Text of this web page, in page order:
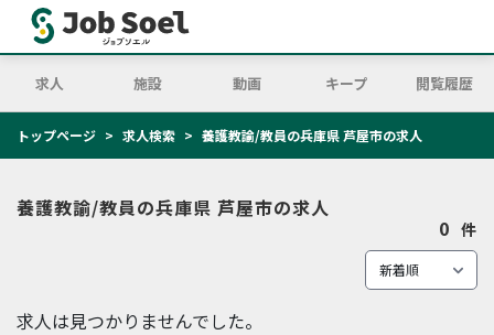
求人 施設 動画 キープ 閲覧履歴
トップページ 求人検索 養護教諭/教員の兵庫県 芦屋市の求人
養護教諭/教員の兵庫県 芦屋市の求人
0 件
求人は見つかりませんでした。